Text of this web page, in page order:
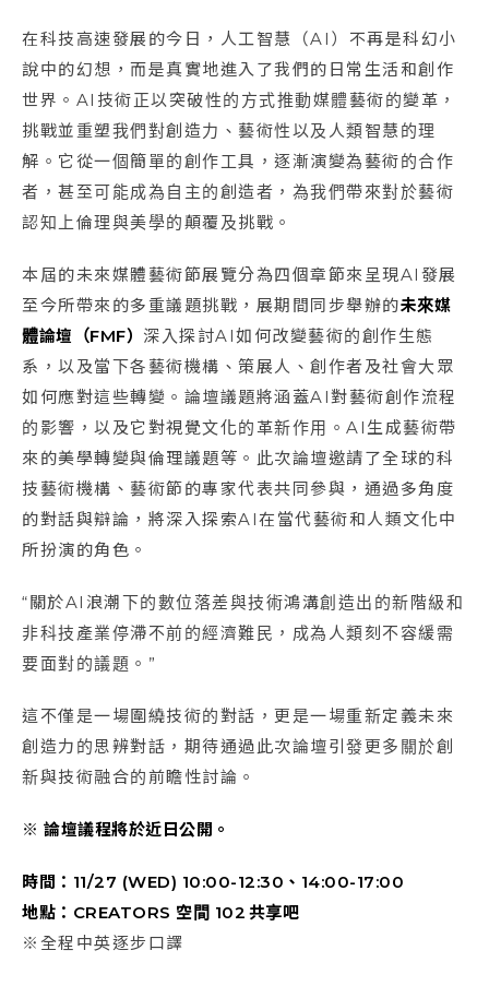
在科技高速發展的今日，人工智慧（AI）不再是科幻小
說中的幻想，而是真實地進入了我們的日常生活和創作
世界。AI技術正以突破性的方式推動媒體藝術的變革，
挑戰並重塑我們對創造力、藝術性以及人類智慧的理
解。它從一個簡單的創作工具，逐漸演變為藝術的合作
者，甚至可能成為自主的創造者，為我們帶來對於藝術
認知上倫理與美學的顛覆及挑戰。
本屆的未來媒體藝術節展覽分為四個章節來呈現AI發展
至今所帶來的多重議題挑戰，展期間同步舉辦的未來媒
體論壇（FMF） 深入探討AI如何改變藝術的創作生態
系，以及當下各藝術機構、策展人、創作者及社會大眾
如何應對這些轉變。論壇議題將涵蓋AI對藝術創作流程
的影響，以及它對視覺文化的革新作用。AI生成藝術帶
來的美學轉變與倫理議題等。此次論壇邀請了全球的科
技藝術機構、藝術節的專家代表共同參與，通過多角度
的對話與辯論，將深入探索AI在當代藝術和人類文化中
所扮演的角色。
“關於AI浪潮下的數位落差與技術鴻溝創造出的新階級和
非科技產業停滯不前的經濟難民，成為人類刻不容緩需
要面對的議題。”
這不僅是一場圍繞技術的對話，更是一場重新定義未來
創造力的思辨對話，期待通過此次論壇引發更多關於創
新與技術融合的前瞻性討論。
※ 論壇議程將於近日公開。
時間：11/27 (WED) 10:00-12:30、14:00-17:00
地點：CREATORS 空間 102 共享吧
※全程中英逐步口譯